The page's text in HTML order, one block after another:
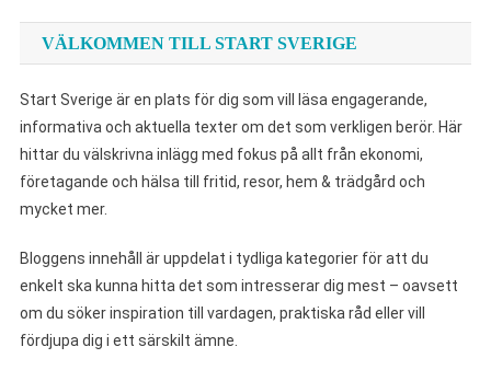
VÄLKOMMEN TILL START SVERIGE
Start Sverige är en plats för dig som vill läsa engagerande,
informativa och aktuella texter om det som verkligen berör. Här
hittar du välskrivna inlägg med fokus på allt från ekonomi,
företagande och hälsa till fritid, resor, hem & trädgård och
mycket mer.
Bloggens innehåll är uppdelat i tydliga kategorier för att du
enkelt ska kunna hitta det som intresserar dig mest – oavsett
om du söker inspiration till vardagen, praktiska råd eller vill
fördjupa dig i ett särskilt ämne.